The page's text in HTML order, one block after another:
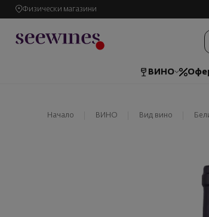
Физически магазини
ВИНО
Начало ВИНО Вид вино